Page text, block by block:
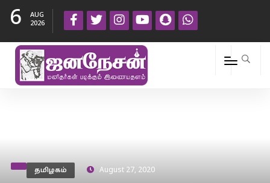
6
AUG
2026
தமிழகம் August 27, 2020